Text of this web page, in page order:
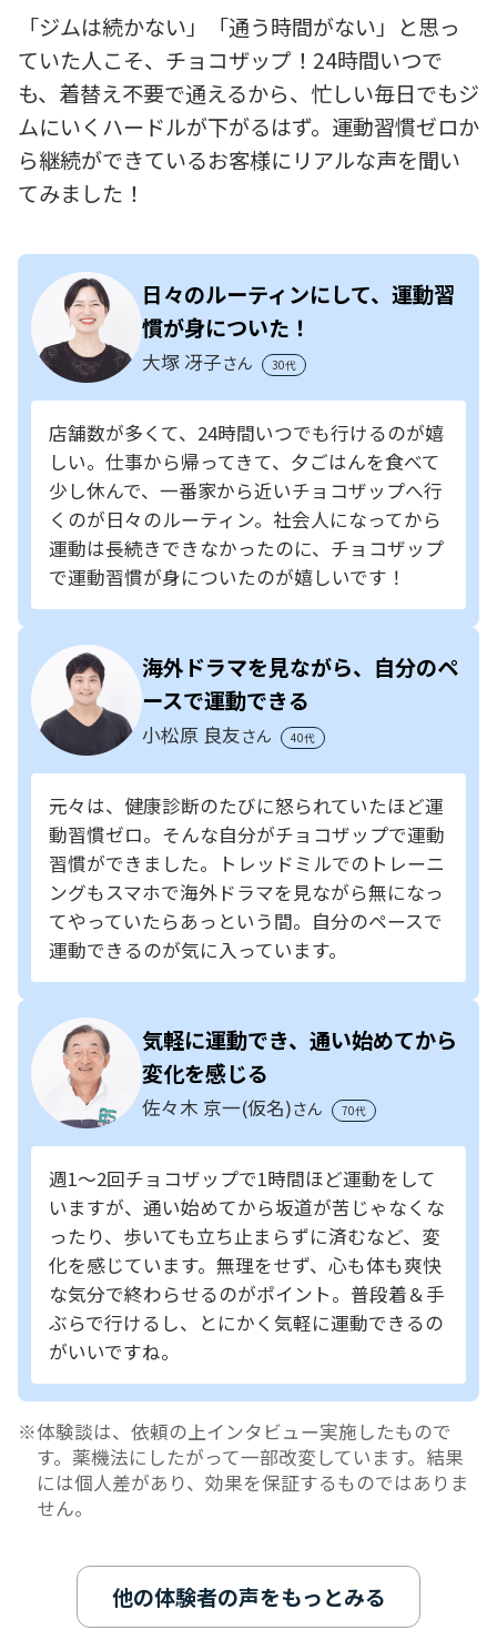
「ジムは続かない」「通う時間がない」と思っ
ていた人こそ、チョコザップ！24時間いつで
も、着替え不要で通えるから、忙しい毎日でもジ
ムにいくハードルが下がるはず。運動習慣ゼロか
ら継続ができているお客様にリアルな声を聞い
てみました！
日々のルーティンにして、運動習
慣が身についた！
大塚 冴子さん 30代
店舗数が多くて、24時間いつでも行けるのが嬉
しい。仕事から帰ってきて、夕ごはんを食べて
少し休んで、一番家から近いチョコザップへ行
くのが日々のルーティン。社会人になってから
運動は長続きできなかったのに、チョコザップ
で運動習慣が身についたのが嬉しいです！
海外ドラマを見ながら、自分のペ
ースで運動できる
小松原 良友さん 40代
元々は、健康診断のたびに怒られていたほど運
動習慣ゼロ。そんな自分がチョコザップで運動
習慣ができました。トレッドミルでのトレーニ
ングもスマホで海外ドラマを見ながら無になっ
てやっていたらあっという間。自分のペースで
運動できるのが気に入っています。
気軽に運動でき、通い始めてから
変化を感じる
佐々木 京一(仮名)さん 70代
週1～2回チョコザップで1時間ほど運動をして
いますが、通い始めてから坂道が苦じゃなくな
ったり、歩いても立ち止まらずに済むなど、変
化を感じています。無理をせず、心も体も爽快
な気分で終わらせるのがポイント。普段着＆手
ぶらで行けるし、とにかく気軽に運動できるの
がいいですね。
体験談は、依頼の上インタビュー実施したもので
す。薬機法にしたがって一部改変しています。結果
には個人差があり、効果を保証するものではありま
せん。
他の体験者の声をもっとみる